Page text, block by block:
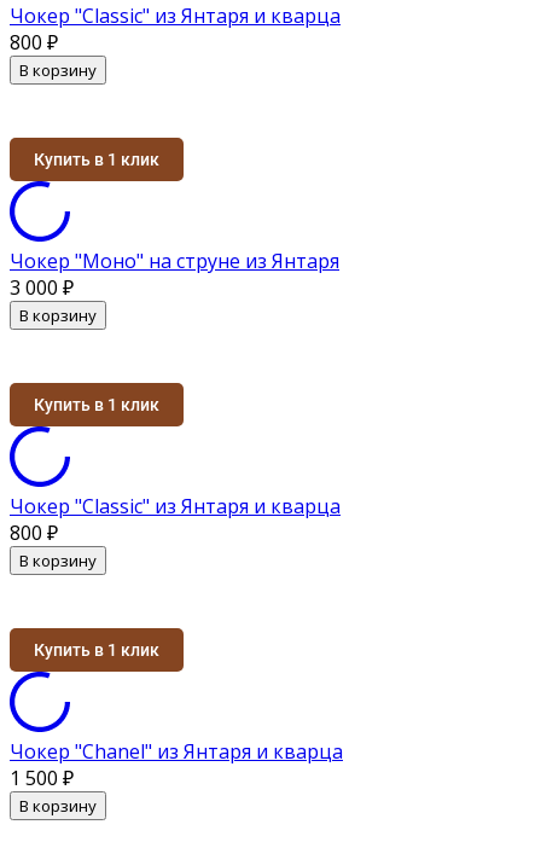
Чокер "Classic" из Янтаря и кварца
800 ₽
В корзину
Купить в 1 клик
Чокер "Моно" на струне из Янтаря
3 000 ₽
В корзину
Купить в 1 клик
Чокер "Classic" из Янтаря и кварца
800 ₽
В корзину
Купить в 1 клик
Чокер "Chanel" из Янтаря и кварца
1 500 ₽
В корзину